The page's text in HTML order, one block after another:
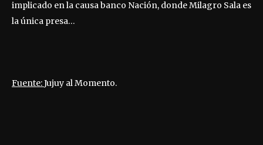
implicado en la causa banco Nación, donde Milagro Sala es
la única presa…
Fuente:Jujuy al Momento.